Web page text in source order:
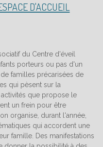
D'ACCUEIL
du Centre d'éveil
porteurs ou pas d'un
familles précarisées de
qui pèsent sur la
que propose le
un frein pour être
organise, durant l'année,
qui accordent une
famille. Des manifestations